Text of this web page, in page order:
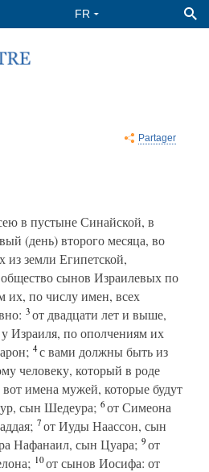
Partager
в пустыне Синайской, в
(день) второго месяца, во
из земли Египетской,
сынов Израилевых по
их, по числу имен, всех
3от двадцати лет и выше,
Израиля, по ополчениям их
4с вами должны быть из
человеку, который в роде
имена мужей, которые будут
сын Шедеура; 6от Симеона
7от Иуды Наассон, сын
Нафанаил, сын Цуара; 9от
10от сынов Иосифа: от